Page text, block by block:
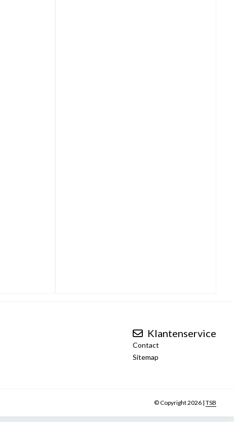
Klantenservice
Contact
Sitemap
© Copyright 2026 | TSB